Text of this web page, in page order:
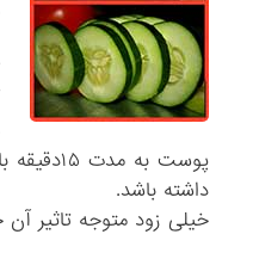
پوست به
داشته باشد.
خیلی زود متوجه تاثیر